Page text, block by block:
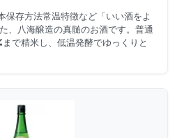
存方法常温特徴など「いい酒をよ
、八海醸造の真髄のお酒です。普通
で精米し、低温発酵でゆっくりと